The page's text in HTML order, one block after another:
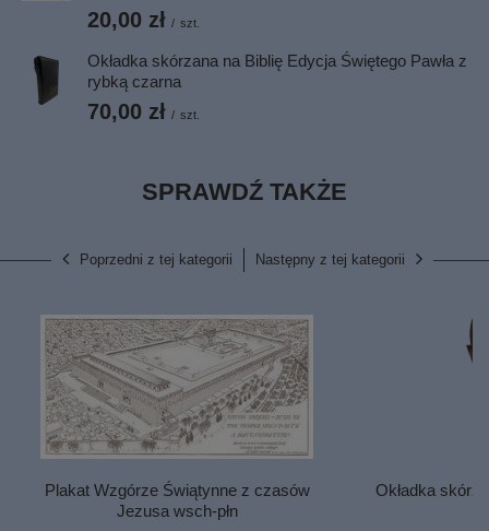
20,00 zł / szt.
Okładka skórzana na Biblię Edycja Świętego Pawła z
rybką czarna
70,00 zł / szt.
SPRAWDŹ TAKŻE
Poprzedni z tej kategorii Następny z tej kategorii
Plakat Wzgórze Świątynne z czasów
Jezusa wsch-płn
Okładka